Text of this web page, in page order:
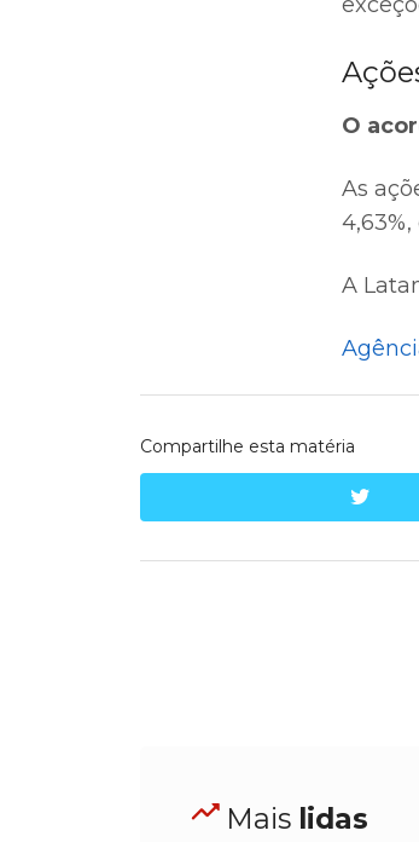
O
As
A
Compartilhe esta matéria
Mais lidas